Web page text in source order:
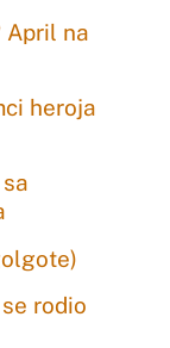
April na
heroja
rodio